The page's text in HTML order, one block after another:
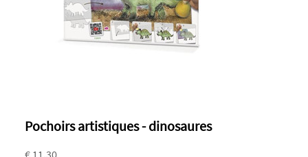
Pochoirs artistiques - dinosaures
€ 11.30